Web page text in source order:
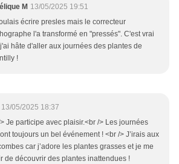
M 13/05/2025 19:51
écrire presles mais le correcteur
l'a transformé en "pressés". C'est vrai
hâte d'aller aux journées des plantes de
!
13/05/2025 18:37
Je participe avec plaisir.<br /> Les journées
toujours un bel événement ! <br /> J’irais aux
car j’adore les plantes grasses et je me
de découvrir des plantes inattendues !